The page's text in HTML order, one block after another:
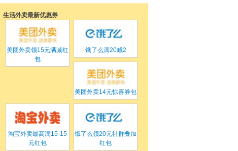
生活外卖最新优惠券
美团外卖领15元满减红
包
饿了么满20减2
美团外卖14元惊喜券包
淘宝外卖最高满15-15
元红包
饿了么领20元社群叠加
红包